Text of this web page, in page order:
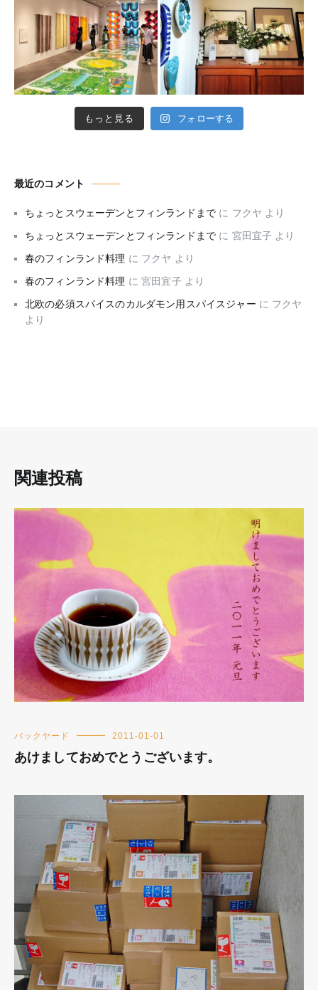
もっと見る フォローする
最近のコメント
ちょっとスウェーデンとフィンランドまで に フクヤ より
ちょっとスウェーデンとフィンランドまで に 宮田宜子 より
春のフィンランド料理 に フクヤ より
春のフィンランド料理 に宮田宜子 より
北欧の必須スパイスのカルダモン用スパイスジャー に フクヤ
より
関連投稿
バックヤード 2011-01-01
あけましておめでとうございます。